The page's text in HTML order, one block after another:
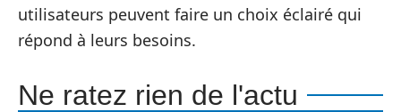
utilisateurs peuvent faire un choix éclairé qui
répond à leurs besoins.
Ne ratez rien de l'actu